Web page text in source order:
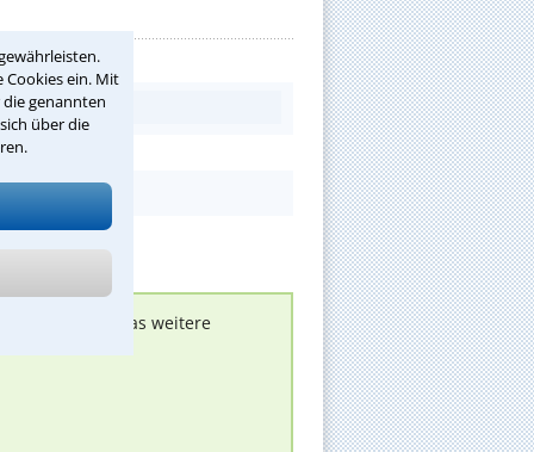
Cookies ein. Mit
genannten
über die
melden, um das weitere